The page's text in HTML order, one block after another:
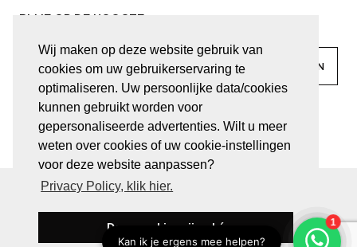
Wij maken op deze website gebruik van
cookies om uw gebruikerservaring te
optimaliseren. Uw persoonlijke data/cookies
kunnen gebruikt worden voor
gepersonaliseerde advertenties. Wilt u meer
weten over cookies of uw cookie-instellingen
voor deze website aanpassen?
Privacy Policy, klik hier.
Deze cookies zijn oké
facebook linkedin
© JUWELEN HAESEVOETS 2026